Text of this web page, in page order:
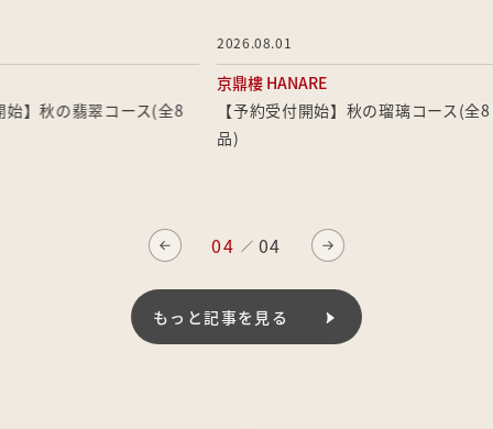
大人の会食に。落ち着いた雰囲気でのお食事なら、HANARE
ヘ。お料理はワンランク上の特別メニューをご用意するととも
に、空間にも特にこだわったお店です。
#記念日
】秋の翡翠コース(全8
2026.08.01
京鼎樓 HANARE
【予約受付開始】秋の瑠璃コース(全8
品)
04 ／ 04
もっと記事を見る